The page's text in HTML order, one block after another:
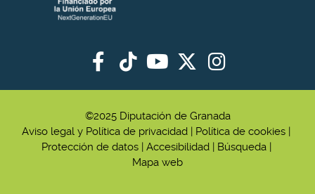
©2025 Diputación de Granada
Aviso legal y Política de privacidad | Política de cookies |
Protección de datos | Accesibilidad | Búsqueda |
Mapa web